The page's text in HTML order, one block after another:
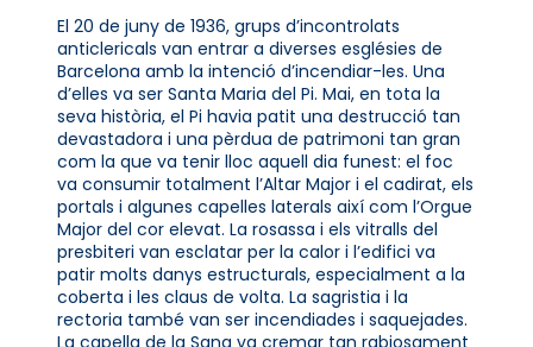
El 20 de juny de 1936, grups d’incontrolats
anticlericals van entrar a diverses esglésies de
Barcelona amb la intenció d’incendiar-les. Una
d’elles va ser Santa Maria del Pi. Mai, en tota la
seva història, el Pi havia patit una destrucció tan
devastadora i una pèrdua de patrimoni tan gran
com la que va tenir lloc aquell dia funest: el foc
va consumir totalment l’Altar Major i el cadirat, els
portals i algunes capelles laterals així com l’Orgue
Major del cor elevat. La rosassa i els vitralls del
presbiteri van esclatar per la calor i l’edifici va
patir molts danys estructurals, especialment a la
coberta i les claus de volta. La sagristia i la
rectoria també van ser incendiades i saquejades.
La capella de la Sang va cremar tan rabiosament